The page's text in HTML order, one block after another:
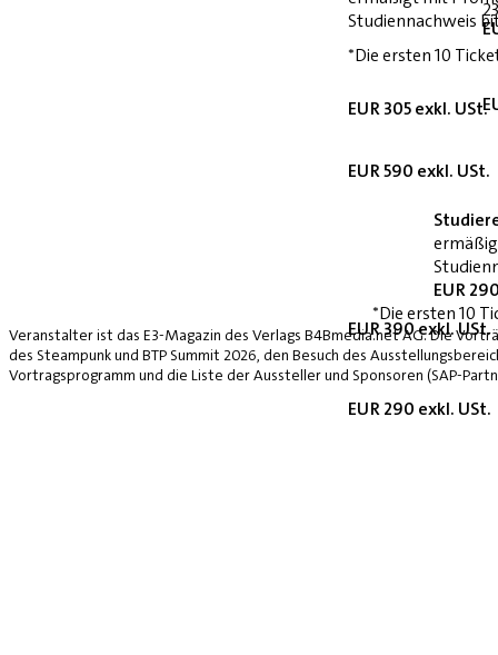
Studiennachweis
*Die ersten 10
EUR 305 exkl. USt.
EUR 590 exkl. USt.
EUR 390 exkl. USt.
EUR 290 exkl. USt.
EUR
*Die ersten 10
Veranstalter ist das E3-Magazin des Verlags B4Bmedia.net AG. Die
des Steampunk und BTP Summit 2026, den Besuch des
Vortragsprogramm und die Liste der Aussteller und Sponsoren (SAP-